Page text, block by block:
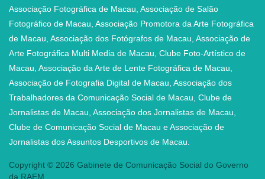
direito de uso. Além disso, as fotografias
adoptadas estarão disponíveis na página
electrónica, ou podem servir para fins de
publicação e promoção, com os nomes dos
possam conhecer os trabalhos e partilhar a
alegria dos vencedores. Nenhuns dados
pessoais serão fornecidos a terceiros, excepto
para o efeito supracitado.
As informações pessoais podem ser reveladas
Cumprir o estabelecido na nossa página
Associação Fotográfica de Macau, Associação de Salão
Fotográfico de Macau, Associação Promotora da Arte Fotográfica
de Macau, Associação dos Fotógrafos de Macau, Associação de
Arte Fotográfica Multi Media de Macau, Clube Foto-Artístico de
Macau, Associação da Arte de Lente Fotográfica de Macau,
Associação de Fotografia Digital de Macau, Associação dos
Trabalhadores da Comunicação Social de Macau, Clube de
Jornalistas de Macau, Associação dos Jornalistas de Macau,
Clube de Comunicação Social de Macau e Associação de
Jornalistas dos Assuntos Desportivos de Macau.
Copyright © 2026 Gabinete de Comunicação Social do Governo
da RAEM